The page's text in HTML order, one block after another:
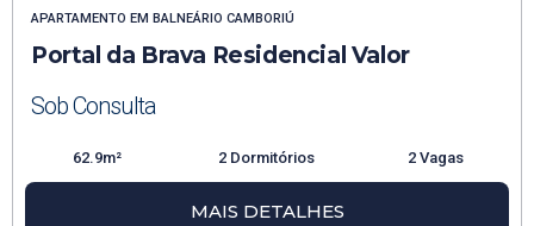
APARTAMENTO EM BALNEÁRIO CAMBORIÚ
Portal da Brava Residencial Valor
Sob Consulta
62.9m² 2 Dormitórios 2 Vagas
MAIS DETALHES